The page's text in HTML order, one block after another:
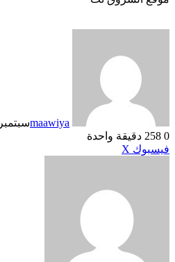
maawiyaسبتمبر 29, 2025
0
دقيقة واحدة
فيسبوك X